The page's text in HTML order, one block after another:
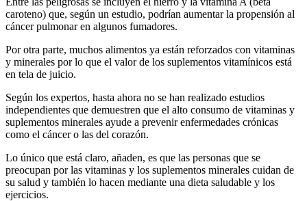
caroteno) que, según un estudio, podrían aumentar la propensión al
cáncer pulmonar en algunos fumadores.
Por otra parte, muchos alimentos ya están reforzados con vitaminas
y minerales por lo que el valor de los suplementos vitamínicos está
en tela de juicio.
Según los expertos, hasta ahora no se han realizado estudios
independientes que demuestren que el alto consumo de vitaminas y
suplementos minerales ayude a prevenir enfermedades crónicas
como el cáncer o las del corazón.
Lo único que está claro, añaden, es que las personas que se
preocupan por las vitaminas y los suplementos minerales cuidan de
su salud y también lo hacen mediante una dieta saludable y los
ejercicios.